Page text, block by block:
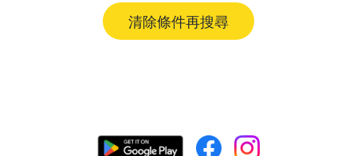
清除條件再搜尋